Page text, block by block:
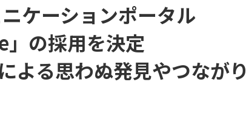
ケーションポータル
の採用を決定
よる思わぬ発見やつながり